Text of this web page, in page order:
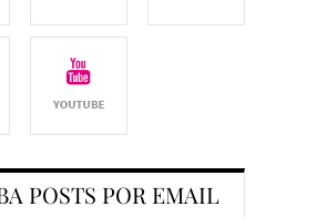
POSTS POR EMAIL